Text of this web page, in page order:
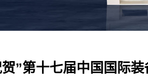
”第十七届中国国际